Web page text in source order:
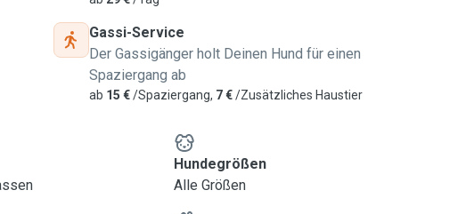
à Fousbann. J'ai 2
Anima Pro Terra
propre chien de
avec lesquelles j'ai
si j'ai grandi avec
pour diverses
Gassi-Service
Der Gassigänger holt Deinen Hund für einen
Spaziergang ab
ab 15 €/Spaziergang, 7 €/Zusätzliches Haustier
Hundegrößen
Alle Größen